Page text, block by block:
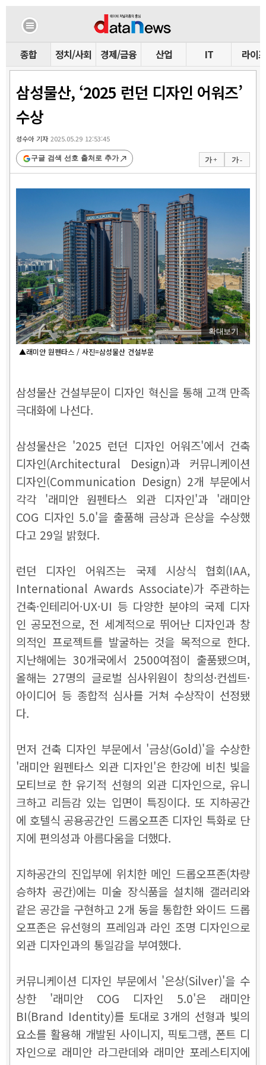
종합 정치/사회 경제/금융 산업 IT 라이프
삼성물산, ‘2025 런던 디자인 어워즈’
수상
성수아 기자2025.05.29 12:53:45
가 + 가 -
구글 검색 선호 출처로 추가
확대보기
▲래미안 원펜타스 / 사진=삼성물산 건설부문
삼성물산 건설부문이 디자인 혁신을 통해 고객 만족
극대화에 나선다.
삼성물산은 '2025 런던 디자인 어워즈'에서 건축
디자인(Architectural Design)과 커뮤니케이션
디자인(Communication Design) 2개 부문에서
각각 '래미안 원펜타스 외관 디자인'과 '래미안
COG 디자인 5.0'을 출품해 금상과 은상을 수상했
다고 29일 밝혔다.
런던 디자인 어워즈는 국제 시상식 협회(IAA,
International Awards Associate)가 주관하는
건축·인테리어·UX·UI 등 다양한 분야의 국제 디자
인 공모전으로, 전 세계적으로 뛰어난 디자인과 창
의적인 프로젝트를 발굴하는 것을 목적으로 한다.
지난해에는 30개국에서 2500여점이 출품됐으며,
올해는 27명의 글로벌 심사위원이 창의성·컨셉트·
아이디어 등 종합적 심사를 거쳐 수상작이 선정됐
다.
먼저 건축 디자인 부문에서 '금상(Gold)'을 수상한
'래미안 원펜타스 외관 디자인'은 한강에 비친 빛을
모티브로 한 유기적 선형의 외관 디자인으로, 유니
크하고 리듬감 있는 입면이 특징이다. 또 지하공간
에 호텔식 공용공간인 드롭오프존 디자인 특화로 단
지에 편의성과 아름다움을 더했다.
지하공간의 진입부에 위치한 메인 드롭오프존(차량
승하차 공간)에는 미술 장식품을 설치해 갤러리와
같은 공간을 구현하고 2개 동을 통합한 와이드 드롭
오프존은 유선형의 프레임과 라인 조명 디자인으로
외관 디자인과의 통일감을 부여했다.
커뮤니케이션 디자인 부문에서 '은상(Silver)'을 수
상한 '래미안 COG 디자인 5.0'은 래미안
BI(Brand Identity)를 토대로 3개의 선형과 빛의
요소를 활용해 개발된 사이니지, 픽토그램, 폰트 디
자인으로 래미안 라그란데와 래미안 포레스티지에